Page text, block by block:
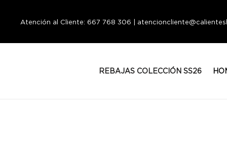
Atención al Cliente: 667 768 306 |
REBAJAS COLECCIÓN SS26